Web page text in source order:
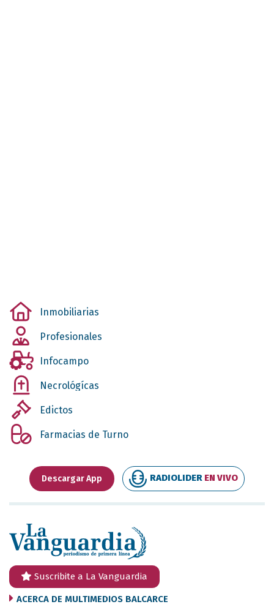
Inmobiliarias
Profesionales
Infocampo
Necrológícas
Edictos
Farmacias de Turno
Descargar App RADIOLIDER EN VIVO
Suscribite a La Vanguardia
ACERCA DE MULTIMEDIOS BALCARCE